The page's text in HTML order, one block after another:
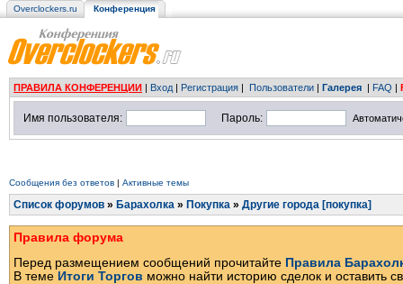
Overclockers.ru Конференция
ПРАВИЛА КОНФЕРЕНЦИИ | Вход | Регистрация | Пользователи | Галерея | FAQ |
Имя пользователя: Пароль:
Сообщения без ответов | Активные темы
Список форумов » Барахолка » Покупка » Другие города [покупка]
Правила форума
Перед размещением сообщений прочитайте Правила
В теме Итоги Торгов можно найти историю сделок и оставить